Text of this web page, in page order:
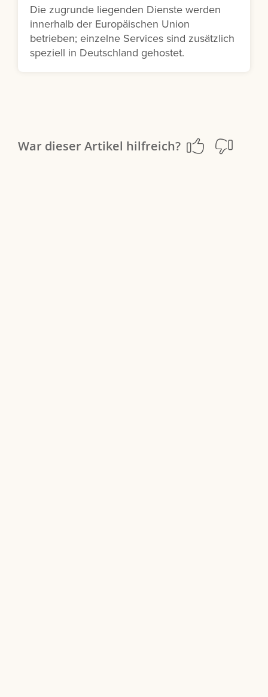
Die zugrunde liegenden Dienste werden
innerhalb der Europäischen Union
betrieben; einzelne Services sind zusätzlich
speziell in Deutschland gehostet.
War dieser Artikel hilfreich?